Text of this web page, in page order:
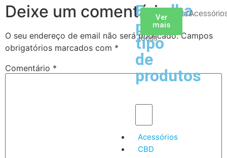
Escolha
por
tipo
de
produtos
Arame
Coils
Ver
mais
Algodão
Ver
mais
Ferramentas/
Ver
mais
Acessórios
CBD
Deixe um comentário
O seu endereço de email não será publicado. Campos
obrigatórios marcados com *
Comentário *